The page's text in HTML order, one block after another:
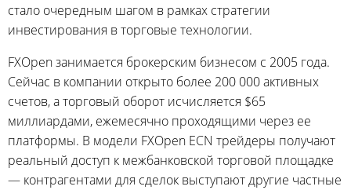
стало очередным шагом в рамках стратегии
инвестирования в торговые технологии.
FXOpen занимается брокерским бизнесом с 2005 года.
Сейчас в компании открыто более 200 000 активных
счетов, а торговый оборот исчисляется $65
миллиардами, ежемесячно проходящими через ее
платформы. В модели FXOpen ECN трейдеры получают
реальный доступ к межбанковской торговой площадке
— контрагентами для сделок выступают другие частные